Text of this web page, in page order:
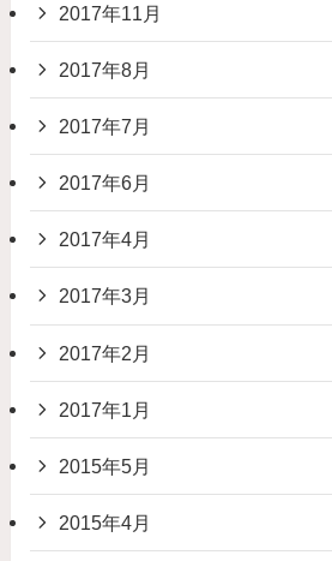
2017年11月
2017年8月
2017年7月
2017年6月
2017年4月
2017年3月
2017年2月
2017年1月
2015年5月
2015年4月